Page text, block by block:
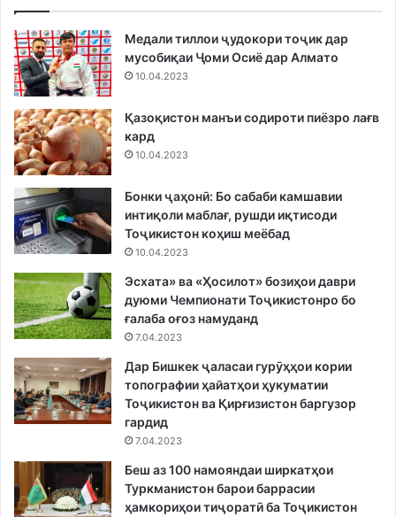
Медали тиллои ҷудокори тоҷик дар
мусобиқаи Ҷоми Осиё дар Алмато
10.04.2023
Қазоқистон манъи содироти пиёзро лағв
кард
10.04.2023
Бонки ҷаҳонӣ: Бо сабаби камшавии
интиқоли маблағ, рушди иқтисоди
Тоҷикистон коҳиш меёбад
10.04.2023
Эсхата» ва «Ҳосилот» бозиҳои даври
дуюми Чемпионати Тоҷикистонро бо
ғалаба оғоз намуданд
7.04.2023
Дар Бишкек ҷаласаи гурӯҳҳои кории
топографии ҳайатҳои ҳукуматии
Тоҷикистон ва Қирғизистон баргузор
гардид
7.04.2023
Беш аз 100 намояндаи ширкатҳои
Туркманистон барои баррасии
ҳамкориҳои тиҷоратӣ ба Тоҷикистон